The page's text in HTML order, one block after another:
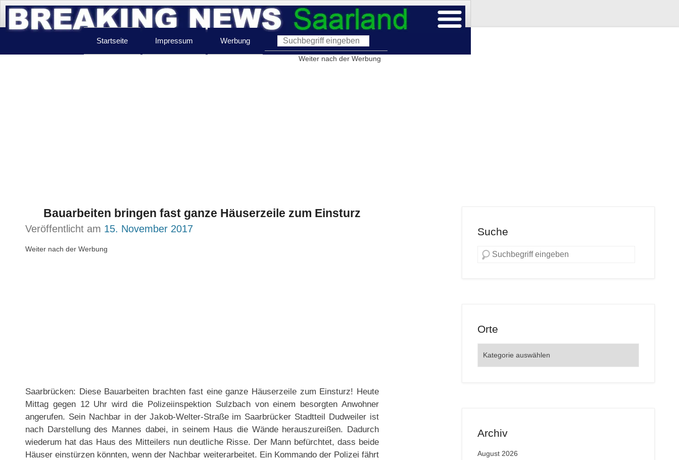
Startseite Impressum Werbung
Weiter nach der Werbung
Bauarbeiten bringen fast ganze Häuserzeile zum Einsturz
Veröffentlicht am 15. November 2017
Weiter nach der Werbung
Saarbrücken: Diese Bauarbeiten brachten fast eine ganze Häuserzeile zum Einsturz! Heute
Mittag gegen 12 Uhr wird die Polizeiinspektion Sulzbach von einem besorgten Anwohner
angerufen. Sein Nachbar in der Jakob-Welter-Straße im Saarbrücker Stadtteil Dudweiler ist
nach Darstellung des Mannes dabei, in seinem Haus die Wände herauszureißen. Dadurch
wiederum hat das Haus des Mitteilers nun deutliche Risse. Der Mann befürchtet, dass beide
Häuser einstürzen könnten, wenn der Nachbar weiterarbeitet. Ein Kommando der Polizei fährt
Suche
Orte
Archiv
August 2026